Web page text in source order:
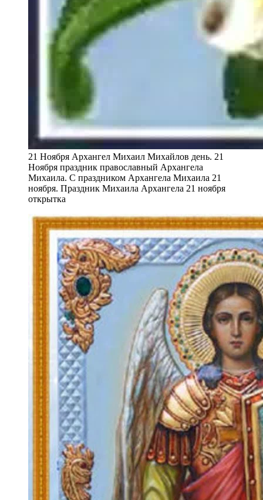
21 Ноября Архангел Михаил Михайлов день. 21
Ноября праздник православный Архангела
Михаила. С праздником Архангела Михаила 21
ноября. Праздник Михаила Архангела 21 ноября
открытка